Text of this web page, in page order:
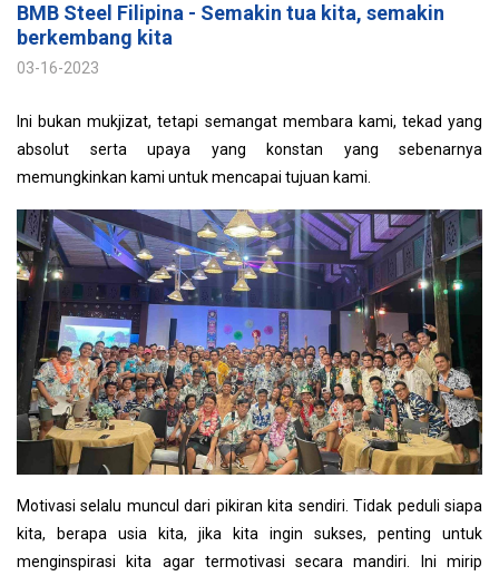
BMB Steel Filipina - Semakin tua kita, semakin
berkembang kita
03-16-2023
Ini bukan mukjizat, tetapi semangat membara kami, tekad yang
absolut serta upaya yang konstan yang sebenarnya
memungkinkan kami untuk mencapai tujuan kami.
Motivasi selalu muncul dari pikiran kita sendiri. Tidak peduli siapa
kita, berapa usia kita, jika kita ingin sukses, penting untuk
menginspirasi kita agar termotivasi secara mandiri. Ini mirip